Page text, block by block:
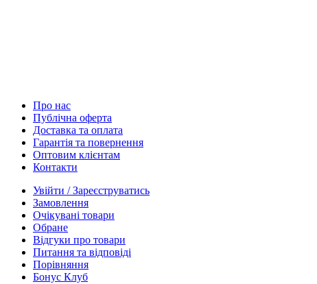
Про нас
Публічна оферта
Доставка та оплата
Гарантія та повернення
Оптовим клієнтам
Контакти
Увійти / Зареєструватись
Замовлення
Очікувані товари
Обране
Відгуки про товари
Питання та відповіді
Порівняння
Бонус Клуб